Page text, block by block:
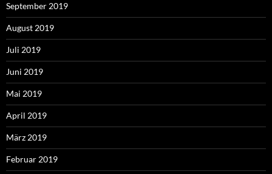
September 2019
August 2019
Juli 2019
Juni 2019
Mai 2019
April 2019
März 2019
Februar 2019